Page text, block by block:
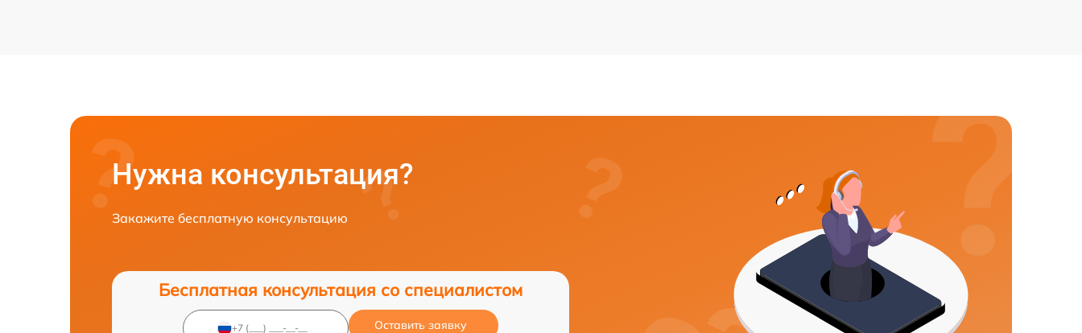
Нужна консультация?
Закажите бесплатную консультацию
Бесплатная консультация со специалистом
Оставить заявку